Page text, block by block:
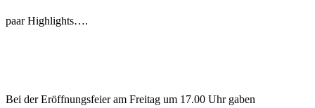
paar Highlights….
Bei der Eröffnungsfeier am Freitag um 17.00 Uhr gaben